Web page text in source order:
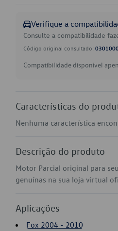
Verifique a
Consulte a compatibilidade
Código original consultado:
Compatibilidade disponível
Características do
Nenhuma característica
Descrição do produto
Motor Parcial original para
genuínas na sua loja virtual
Aplicações
Fox 2004 - 2010